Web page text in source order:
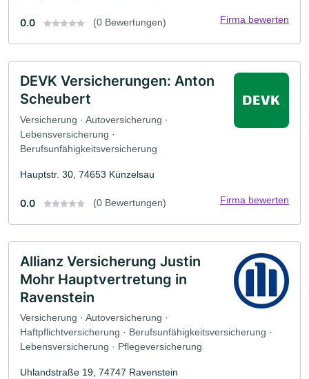
0.0 (0 Bewertungen) Firma bewerten
DEVK Versicherungen: Anton
Scheubert
Versicherung · Autoversicherung ·
Lebensversicherung ·
Berufsunfähigkeitsversicherung
Hauptstr. 30, 74653 Künzelsau
0.0 (0 Bewertungen) Firma bewerten
Allianz Versicherung Justin
Mohr Hauptvertretung in
Ravenstein
Versicherung · Autoversicherung ·
Haftpflichtversicherung · Berufsunfähigkeitsversicherung ·
Lebensversicherung · Pflegeversicherung
Uhlandstraße 19, 74747 Ravenstein